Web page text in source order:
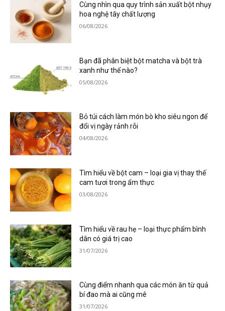
Cùng nhìn qua quy trình sản xuất bột nhụy
hoa nghệ tây chất lượng
06/08/2026
Bạn đã phân biệt bột matcha và bột trà
xanh như thế nào?
05/08/2026
Bỏ túi cách làm món bò kho siêu ngon để
đổi vị ngày rảnh rỗi
04/08/2026
Tìm hiểu về bột cam – loại gia vị thay thế
cam tươi trong ẩm thực
03/08/2026
Tìm hiểu về rau hẹ – loại thực phẩm bình
dân có giá trị cao
31/07/2026
Cùng điểm nhanh qua các món ăn từ quả
bí đao mà ai cũng mê
31/07/2026